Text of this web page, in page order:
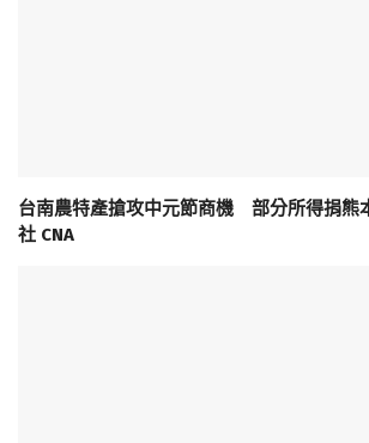
台南農特產搶攻中元節商機 部分所得捐熊
社 CNA